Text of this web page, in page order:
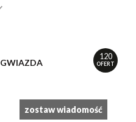
120
OFERT
GWIAZDA
zostaw wiadomość